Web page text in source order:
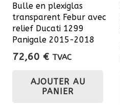
Bulle en plexiglas
transparent Febur avec
relief Ducati 1299
Panigale 2015-2018
72,60 € TVAC
AJOUTER AU
PANIER